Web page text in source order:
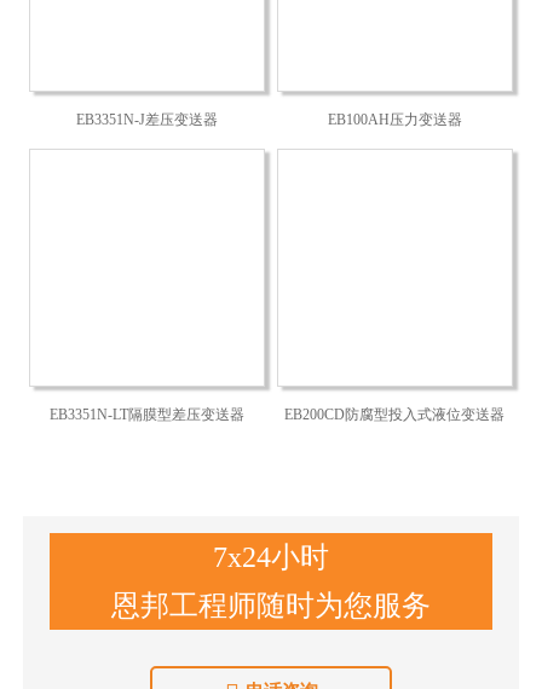
EB3351N-J差压变送器 EB100AH压力变送器
EB3351N-LT隔膜型差压变送器 EB200CD防腐型投入式液位变送器
7x24小时
恩邦工程师随时为您服务